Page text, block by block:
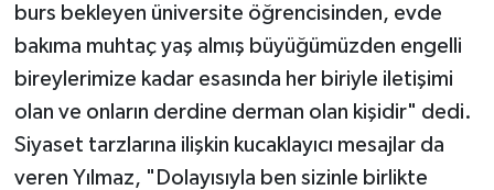
burs bekleyen üniversite öğrencisinden, evde
bakıma muhtaç yaş almış büyüğümüzden engelli
bireylerimize kadar esasında her biriyle iletişimi
olan ve onların derdine derman olan kişidir" dedi.
Siyaset tarzlarına ilişkin kucaklayıcı mesajlar da
veren Yılmaz, "Dolayısıyla ben sizinle birlikte